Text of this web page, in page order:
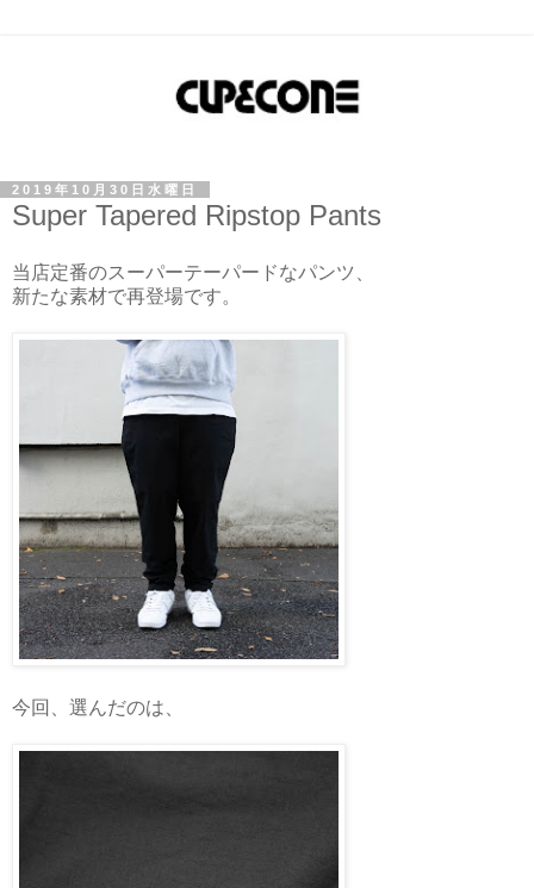
2019年10月30日水曜日
Super Tapered Ripstop Pants
当店定番のスーパーテーパードなパンツ、
新たな素材で再登場です。
今回、選んだのは、